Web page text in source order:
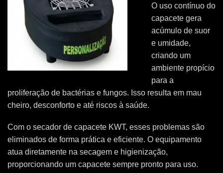
O uso contínuo do
capacete gera
acúmulo de suor
e umidade,
criando um
ambiente propício
para a
proliferação de bactérias e fungos. Isso resulta em mau
cheiro, desconforto e até riscos à saúde.
Com o secador de capacete KWT, esses problemas são
eliminados de forma prática e eficiente. O equipamento
atua diretamente na secagem e higienização,
proporcionando um capacete sempre pronto para uso.